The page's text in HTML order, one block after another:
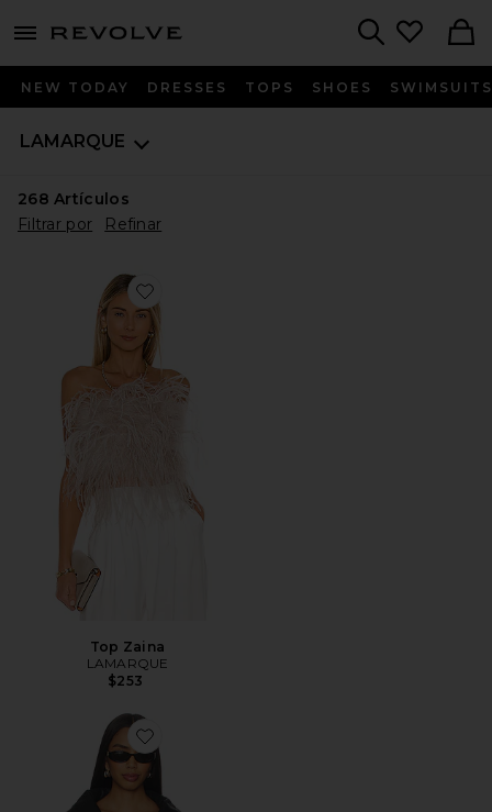
menu - shows more content
NEW TODAY DRESSES TOPS SHOES SWIMSUITS
LAMARQUE
268 Artículos
Filtrar por
Refinar
Favorite Top Zaina
Top Zaina
LAMARQUE
$253
Favorite CHAQUETA RONJA